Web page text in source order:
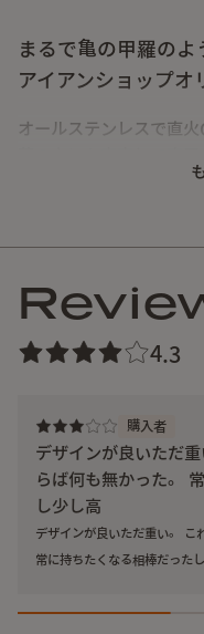
まるで亀の甲羅のよ
アイアンショップオ
オールステンレスで直
薪の上にも安定して直置
シンプルで無駄のない
り収まります。
4.3
購入者
デザインが良いただ
らば何も無かった。
し少し高
デザインが良いただ重い。 こ
常に持ちたくなる相棒だった